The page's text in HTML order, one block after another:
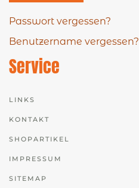
Passwort vergessen?
Benutzername vergessen?
Service
LINKS
KONTAKT
SHOPARTIKEL
IMPRESSUM
SITEMAP